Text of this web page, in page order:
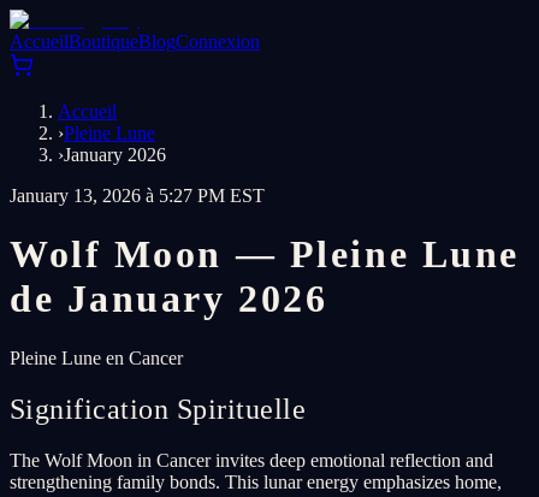
AccueilBoutiqueBlogConnexion
Accueil
›Pleine Lune
›January 2026
January 13, 2026 à 5:27 PM EST
Wolf Moon — Pleine Lune
de January 2026
Pleine Lune en Cancer
Signification Spirituelle
The Wolf Moon in Cancer invites deep emotional reflection and
strengthening family bonds. This lunar energy emphasizes home,